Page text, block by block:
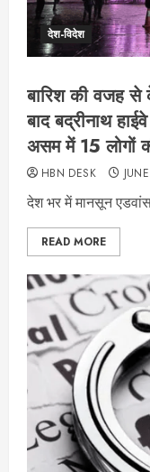
देश-विदेश
बारिश की वजह से
बाद बद्रीनाथ
असम में 15 लोगों
HBN DESK
देश भर में मानसून
READ MORE